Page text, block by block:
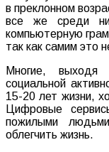
в преклонном
все же среди
компьютерную
так как самим это
Многие,
социальной
15-20 лет жизни,
Цифровые
пожилыми
облегчить жизнь.